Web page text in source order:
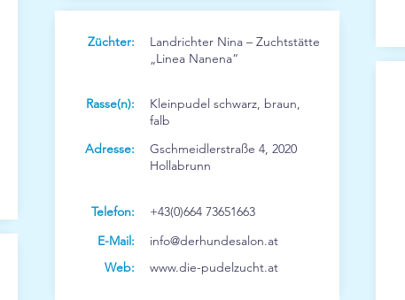
Züchter:
Landrichter Nina – Zuchtstätte
„Linea Nanena“
Rasse(n):
Adresse:
Kleinpudel schwarz, braun,
falb
Gschmeidlerstraße 4, 2020
Hollabrunn
Telefon:
+43(0)664 73651663
E-Mail:
Web:
info@derhundesalon.at
www.die-pudelzucht.at